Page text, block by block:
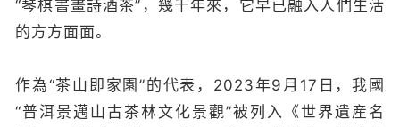
“琴棋書畫詩酒茶”，幾千年來，它早已融入人們生活
的方方面面。
作為“茶山即家園”的代表，2023年9月17日，我國
“普洱景邁山古茶林文化景觀”被列入《世界遺産名